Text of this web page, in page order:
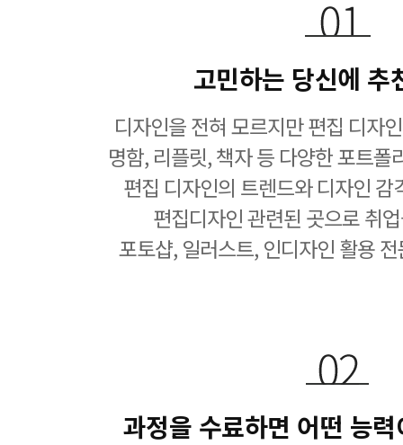
고민하는 당신에 추
디자인을 전혀 모르지만 편집 디자
명함, 리플릿, 책자 등 다양한 포트폴
편집 디자인의 트렌드와 디자인 감
편집디자인 관련된 곳으로 취
포토샵, 일러스트, 인디자인 활용
과정을 수료하면 어떤 능